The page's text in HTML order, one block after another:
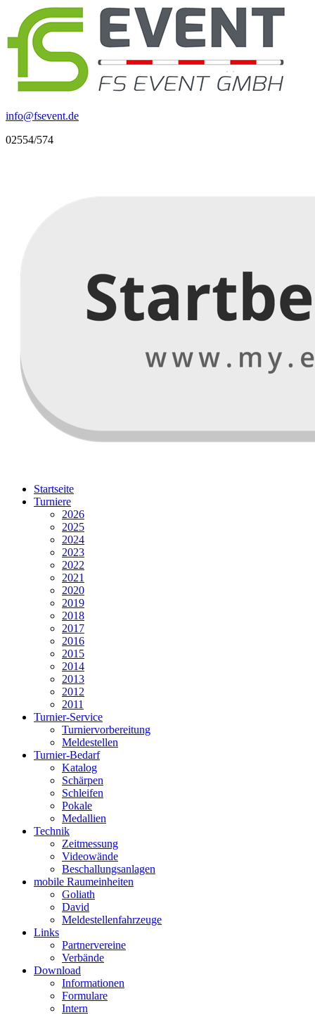
info@fsevent.de
02554/574
Startseite
Turniere
2026
2025
2024
2023
2022
2021
2020
2019
2018
2017
2016
2015
2014
2013
2012
2011
Turnier-Service
Turniervorbereitung
Meldestellen
Turnier-Bedarf
Katalog
Schärpen
Schleifen
Pokale
Medallien
Technik
Zeitmessung
Videowände
Beschallungsanlagen
mobile Raumeinheiten
Goliath
David
Meldestellenfahrzeuge
Links
Partnervereine
Verbände
Download
Informationen
Formulare
Intern